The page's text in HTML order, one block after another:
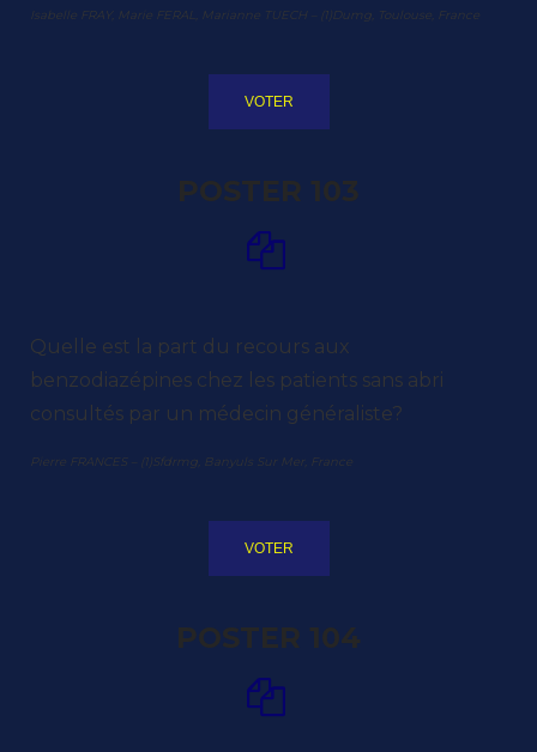
Isabelle FRAY, Marie FERAL, Marianne TUECH – (1)Dumg, Toulouse, France
VOTER
POSTER 103
Quelle est la part du recours aux
benzodiazépines chez les patients sans abri
consultés par un médecin généraliste?
Pierre FRANCES – (1)Sfdrmg, Banyuls Sur Mer, France
VOTER
POSTER 104